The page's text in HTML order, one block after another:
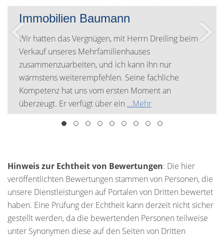
Immobilien Baumann
Wir hatten das Vergnügen, mit Herrn Dreiling beim
Verkauf unseres Mehrfamilienhauses
zusammenzuarbeiten, und ich kann ihn nur
wärmstens weiterempfehlen. Seine fachliche
Kompetenz hat uns vom ersten Moment an
überzeugt. Er verfügt über ein …Mehr
Hinweis zur Echtheit von Bewertungen: Die hier
veröffentlichten Bewertungen stammen von Personen, die
unsere Dienstleistungen auf Portalen von Dritten bewertet
haben. Eine Prüfung der Echtheit kann derzeit nicht sicher
gestellt werden, da die bewertenden Personen teilweise
unter Synonymen diese auf den Seiten von Dritten